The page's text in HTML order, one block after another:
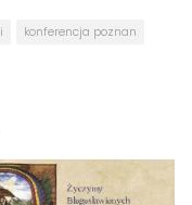
konferencja poznan